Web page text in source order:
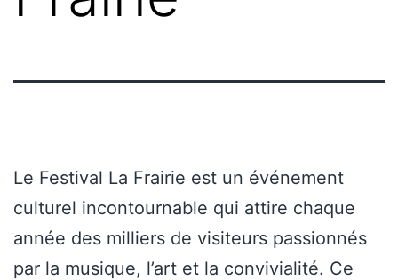
Le Festival La Frairie est un événement
culturel incontournable qui attire chaque
année des milliers de visiteurs passionnés
par la musique, l’art et la convivialité. Ce